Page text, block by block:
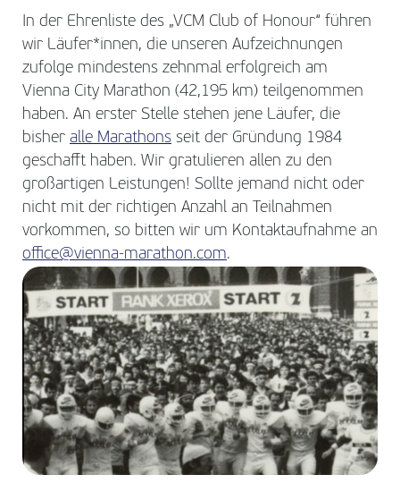
In der Ehrenliste des „VCM Club of Honour“ führen
wir Läufer*innen, die unseren Aufzeichnungen
zufolge mindestens zehnmal erfolgreich am
Vienna City Marathon (42,195 km) teilgenommen
haben. An erster Stelle stehen jene Läufer, die
bisher alle Marathons seit der Gründung 1984
geschafft haben. Wir gratulieren allen zu den
großartigen Leistungen! Sollte jemand nicht oder
nicht mit der richtigen Anzahl an Teilnahmen
vorkommen, so bitten wir um Kontaktaufnahme an
office@vienna-marathon.com.